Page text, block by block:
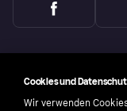
Cookies und
Wir verwenden